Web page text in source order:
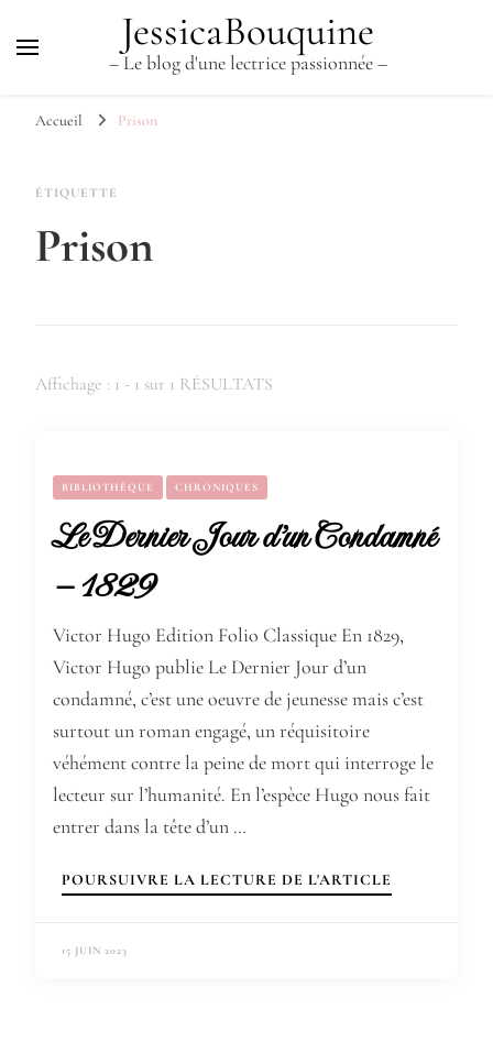
JessicaBouquine
– Le blog d'une lectrice passionnée –
Accueil Prison
ÉTIQUETTE
Prison
Affichage : 1 - 1 sur 1 RÉSULTATS
BIBLIOTHÈQUE CHRONIQUES
Le Dernier Jour d’un Condamné
– 1829
Victor Hugo Edition Folio Classique En 1829,
Victor Hugo publie Le Dernier Jour d’un
condamné, c’est une oeuvre de jeunesse mais c’est
surtout un roman engagé, un réquisitoire
véhément contre la peine de mort qui interroge le
lecteur sur l’humanité. En l’espèce Hugo nous fait
entrer dans la tête d’un …
POURSUIVRE LA LECTURE DE L'ARTICLE
15 JUIN 2023